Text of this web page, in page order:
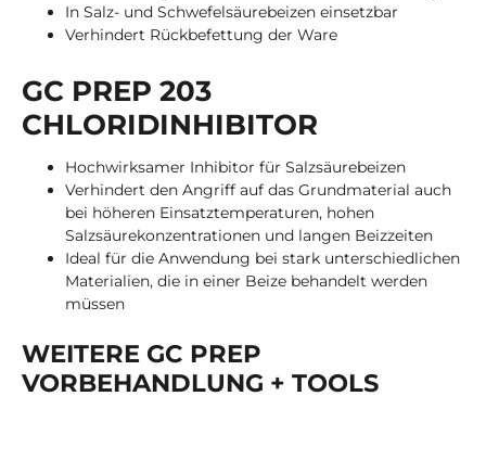
In Salz- und Schwefelsäurebeizen einsetzbar
Verhindert Rückbefettung der Ware
GC PREP 203
CHLORIDINHIBITOR
Hochwirksamer Inhibitor für Salzsäurebeizen
Verhindert den Angriff auf das Grundmaterial auch
bei höheren Einsatztemperaturen, hohen
Salzsäurekonzentrationen und langen Beizzeiten
Ideal für die Anwendung bei stark unterschiedlichen
Materialien, die in einer Beize behandelt werden
müssen
WEITERE GC PREP
VORBEHANDLUNG + TOOLS